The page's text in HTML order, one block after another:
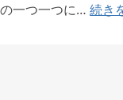
一つ一つに…続き